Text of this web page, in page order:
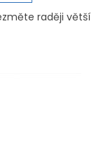
raději větší